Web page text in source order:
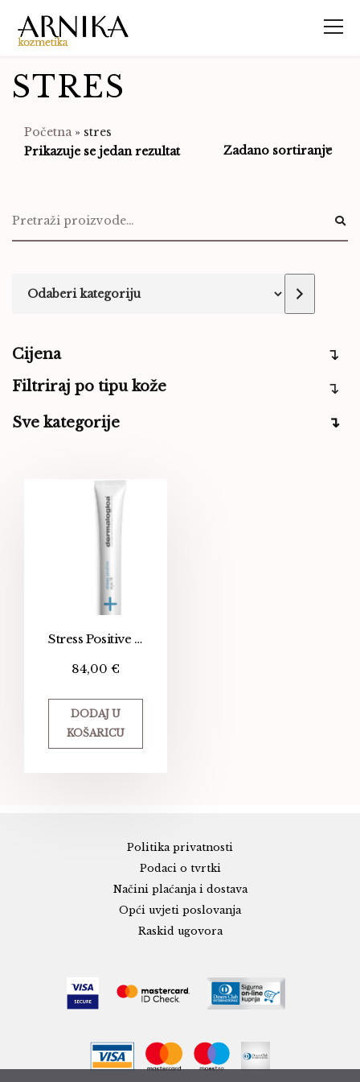
STRES
Početna» stres
Prikazuje se jedan rezultat
Cijena
Filtriraj po tipu kože
Sve kategorije
Stress Positive Eye Lift – 4 u 1 maska za područje oko očiju
84,00 €
DODAJ U
KOŠARICU
Politika privatnosti
Podaci o tvrtki
Načini plaćanja i dostava
Opći uvjeti poslovanja
Raskid ugovora